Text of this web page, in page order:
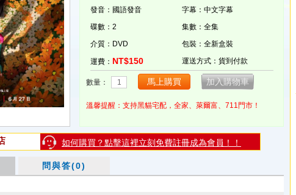
發音：國語發音
字幕：中文字幕
碟數：2
集數：全集
介質：DVD
包裝：全新盒裝
運費： NT$150 運送方式：貨到付款
數量：
溫馨提醒：支持黑貓宅配，全家、萊爾富、711門市！
如何購買？點擊這裡立刻免費註冊成為會員！！
問與答(0)